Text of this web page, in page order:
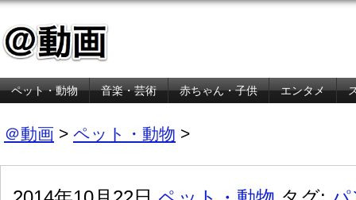
ペット・動物 音楽・芸術 赤ちゃん・子供 エンタメ
＠動画 > ペット・動物 >